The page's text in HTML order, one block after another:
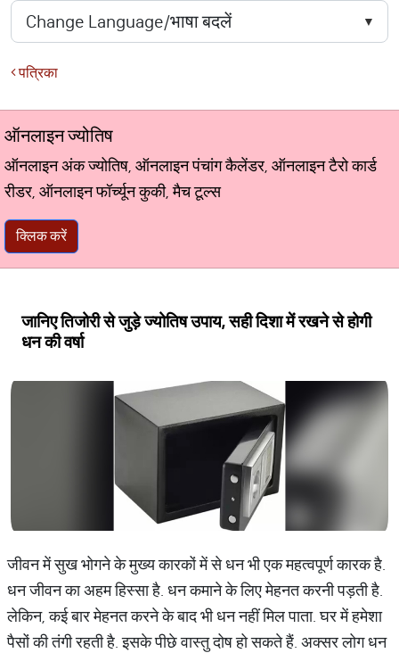
पत्रिका
ऑनलाइन ज्योतिष
ऑनलाइन अंक ज्योतिष, ऑनलाइन पंचांग कैलेंडर, ऑनलाइन टैरो कार्ड
रीडर, ऑनलाइन फॉर्च्यून कुकी, मैच टूल्स
क्लिक करें
जानिए तिजोरी से जुड़े ज्योतिष उपाय, सही दिशा में रखने से होगी
धन की वर्षा
जीवन में सुख भोगने के मुख्य कारकों में से धन भी एक महत्वपूर्ण कारक है.
धन जीवन का अहम हिस्सा है. धन कमाने के लिए मेहनत करनी पड़ती है.
लेकिन, कई बार मेहनत करने के बाद भी धन नहीं मिल पाता. घर में हमेशा
पैसों की तंगी रहती है. इसके पीछे वास्तु दोष हो सकते हैं. अक्सर लोग धन